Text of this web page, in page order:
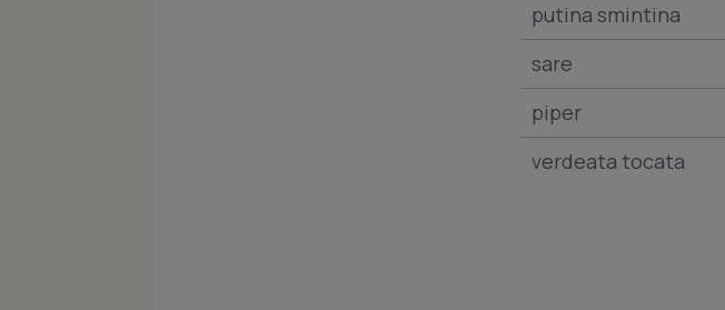
putina smintina
sare
piper
verdeata tocata